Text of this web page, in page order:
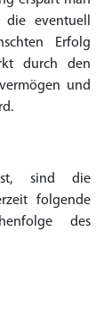
eventuell
Erfolg
durch den
und
sind die
folgende
des